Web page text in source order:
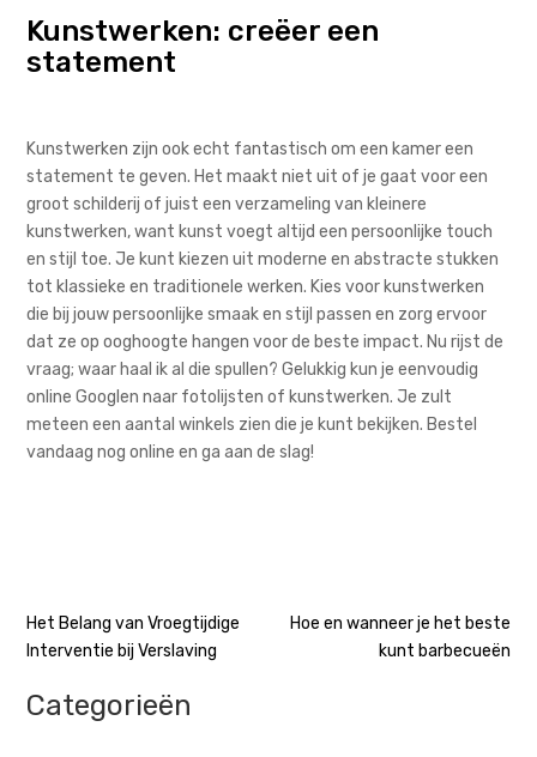
Kunstwerken: creëer een
statement
Kunstwerken zijn ook echt fantastisch om een kamer een
statement te geven. Het maakt niet uit of je gaat voor een
groot schilderij of juist een verzameling van kleinere
kunstwerken, want kunst voegt altijd een persoonlijke touch
en stijl toe. Je kunt kiezen uit moderne en abstracte stukken
tot klassieke en traditionele werken. Kies voor kunstwerken
die bij jouw persoonlijke smaak en stijl passen en zorg ervoor
dat ze op ooghoogte hangen voor de beste impact. Nu rijst de
vraag; waar haal ik al die spullen? Gelukkig kun je eenvoudig
online Googlen naar fotolijsten of kunstwerken. Je zult
meteen een aantal winkels zien die je kunt bekijken. Bestel
vandaag nog online en ga aan de slag!
Bericht
navigatie
Het Belang van Vroegtijdige
Interventie bij Verslaving
Hoe en wanneer je het beste
kunt barbecueën
Categorieën